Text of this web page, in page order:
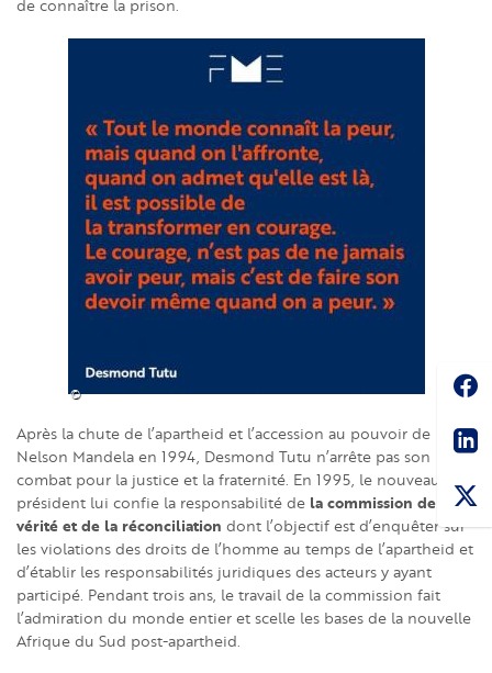
de connaître la prison.
©
Après la chute de l’apartheid et l’accession au pouvoir de
Nelson Mandela en 1994, Desmond Tutu n’arrête pas son
combat pour la justice et la fraternité. En 1995, le nouveau
président lui confie la responsabilité de la commission de la
vérité et de la réconciliation dont l’objectif est d’enquêter sur
les violations des droits de l’homme au temps de l’apartheid et
d’établir les responsabilités juridiques des acteurs y ayant
participé. Pendant trois ans, le travail de la commission fait
l’admiration du monde entier et scelle les bases de la nouvelle
Afrique du Sud post-apartheid.